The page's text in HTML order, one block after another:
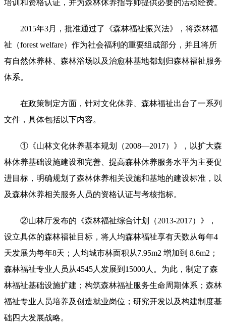
培训和资格认证，并为森林休养指导师提供必要的活动经费。
2015年3月，批准通过了《森林福祉振兴法》，将森林福
祉（forest welfare）作为社会福利的重要组成部分，并且将所
有自然休养林、森林浴场以及治愈林基地都划归森林福祉服务
体系。
在政策制定方面，针对文化休养、森林福祉出台了一系列
文件，具体包括以下内容。
①《山林文化休养基本规划（2008—2017）》，以扩大森
林休养基础设施建设和完善、提高森林休养服务水平为主要促
进目标，明确规划了森林休养相关设施和基地的建设标准，以
及森林休养相关服务人员的资格认证与考核指标。
②山林厅发布的《森林福祉综合计划（2013-2017）》，
设立具体的森林福祉目标，将人均森林福祉享有天数从每年4
天发展为每年8天；人均城市林面积从7.95m2 增加到 8.6m2；
森林福祉专业人员从4545人发展到15000人。为此，制定了森
林福祉基础设施扩建；构筑森林福祉服务生命周期体系；森林
福祉专业人员培养及创造就业岗位；研究开发以及构建制度基
础四大发展战略。